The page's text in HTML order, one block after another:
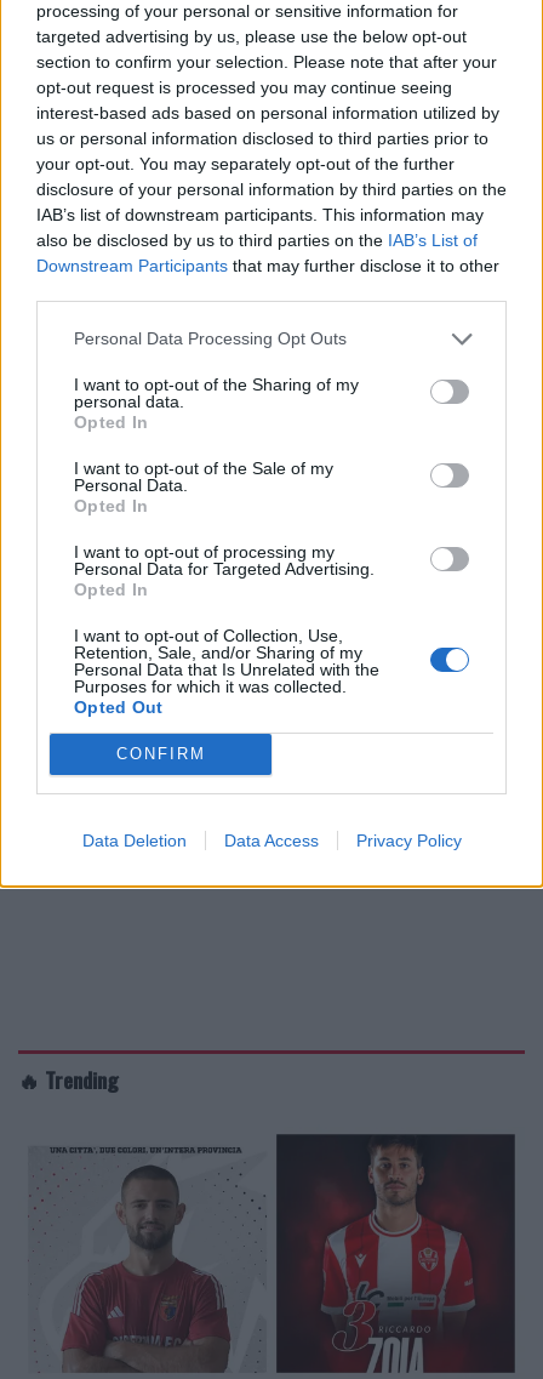
processing of your personal or sensitive information for
targeted advertising by us, please use the below opt-out
section to confirm your selection. Please note that after your
opt-out request is processed you may continue seeing
interest-based ads based on personal information utilized by
us or personal information disclosed to third parties prior to
your opt-out. You may separately opt-out of the further
disclosure of your personal information by third parties on the
IAB’s list of downstream participants. This information may
also be disclosed by us to third parties on the IAB’s List of
Downstream Participants that may further disclose it to other
Personal Data Processing Opt Outs
I want to opt-out of the Sharing of my
personal data.
Opted In
I want to opt-out of the Sale of my
Personal Data.
Opted In
I want to opt-out of processing my
Personal Data for Targeted Advertising.
Opted In
I want to opt-out of Collection, Use,
Retention, Sale, and/or Sharing of my
Personal Data that Is Unrelated with the
Purposes for which it was collected.
Opted Out
CONFIRM
Data Deletion Data Access Privacy Policy
🔥 Trending